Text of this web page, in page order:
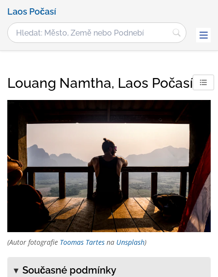
Laos Počasí
Louang Namtha, Laos Počasí
(Autor fotografie Toomas Tartes na Unsplash)
Současné podmínky